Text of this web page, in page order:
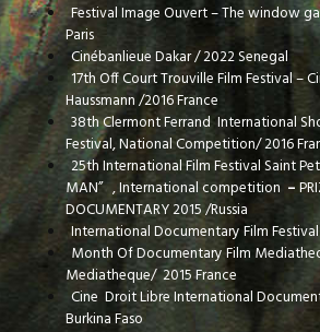
Festival Image Ouvert – The window
Paris
Cinébanlieue Dakar / 2022 Senegal
17th Off Court Trouville Film Festival –
Haussmann /2016 France
38th Clermont Ferrand International
Festival,National Competition/ 2016
25th International Film Festival Saint
MAN” , International competition –
DOCUMENTARY 2015 /Russia
International Documentary Film
Month Of Documentary Film
Mediatheque/ 2015 France
Cine Droit Libre International
Burkina Faso